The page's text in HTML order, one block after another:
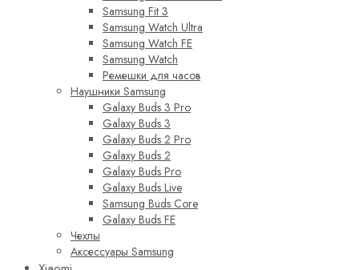
Samsung Fit 3
Samsung Watch Ultra
Samsung Watch FE
Samsung Watch
Ремешки для часов
Наушники Samsung
Galaxy Buds 3 Pro
Galaxy Buds 3
Galaxy Buds 2 Pro
Galaxy Buds 2
Galaxy Buds Pro
Galaxy Buds Live
Samsung Buds Core
Galaxy Buds FE
Чехлы
Аксессуары Samsung